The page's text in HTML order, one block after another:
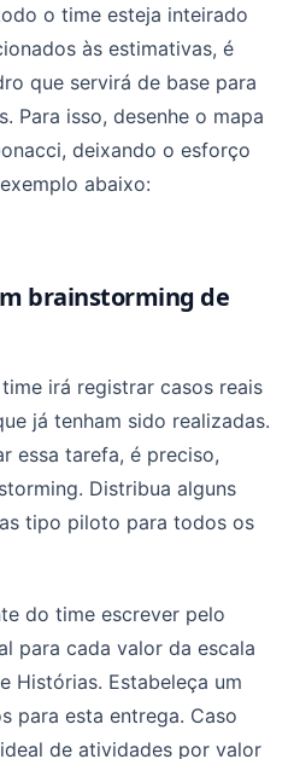
o time esteja inteirado
às estimativas, é
que servirá de base para
Para isso, desenhe o mapa
deixando o esforço
abaixo:
brainstorming de
irá registrar casos reais
já tenham sido realizadas.
essa tarefa, é preciso,
Distribua alguns
tipo piloto para todos os
do time escrever pelo
para cada valor da escala
Histórias. Estabeleça um
para esta entrega. Caso
de atividades por valor